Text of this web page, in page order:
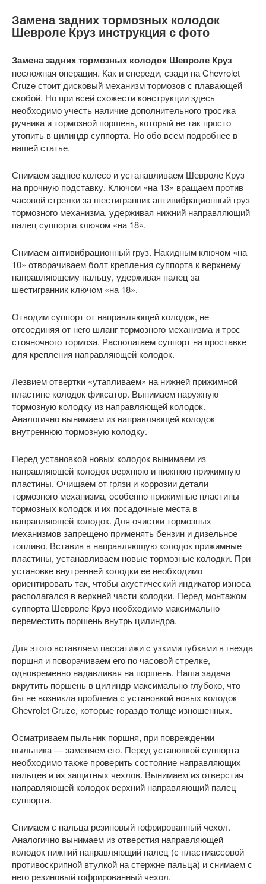
Замена задних тормозных колодок
Шевроле Круз инструкция с фото
Замена задних тормозных колодок Шевроле Круз
несложная операция. Как и спереди, сзади на Chevrolet
Cruze стоит дисковый механизм тормозов с плавающей
скобой. Но при всей схожести конструкции здесь
необходимо учесть наличие дополнительного тросика
ручника и тормозной поршень, который не так просто
утопить в цилиндр суппорта. Но обо всем подробнее в
нашей статье.
Снимаем заднее колесо и устанавливаем Шевроле Круз
на прочную подставку. Ключом «на 13» вращаем против
часовой стрелки за шестигранник антивибрационный груз
тормозного механизма, удерживая нижний направляющий
палец суппорта ключом «на 18».
Снимаем антивибрационный груз. Накидным ключом «на
10» отворачиваем болт крепления суппорта к верхнему
направляющему пальцу, удерживая палец за
шестигранник ключом «на 18».
Отводим суппорт от направляющей колодок, не
отсоединяя от него шланг тормозного механизма и трос
стояночного тормоза. Располагаем суппорт на проставке
для крепления направляющей колодок.
Лезвием отвертки «утапливаем» на нижней прижимной
пластине колодок фиксатор. Вынимаем наружную
тормозную колодку из направляющей колодок.
Аналогично вынимаем из направляющей колодок
внутреннюю тормозную колодку.
Перед установкой новых колодок вынимаем из
направляющей колодок верхнюю и нижнюю прижимную
пластины. Очищаем от грязи и коррозии детали
тормозного механизма, особенно прижимные пластины
тормозных колодок и их посадочные места в
направляющей колодок. Для очистки тормозных
механизмов запрещено применять бензин и дизельное
топливо. Вставив в направляющую колодок прижимные
пластины, устанавливаем новые тормозные колодки. При
установке внутренней колодки ее необходимо
ориентировать так, чтобы акустический индикатор износа
располагался в верхней части колодки. Перед монтажом
суппорта Шевроле Круз необходимо максимально
переместить поршень внутрь цилиндра.
Для этого вставляем пассатижи c узкими губками в гнезда
поршня и поворачиваем его по часовой стрелке,
одновременно надавливая на поршень. Наша задача
вкрутить поршень в цилиндр максимально глубоко, что
бы не возникла проблема с установкой новых колодок
Chevrolet Cruze, которые гораздо толще изношенных.
Осматриваем пыльник поршня, при повреждении
пыльника — заменяем его. Перед установкой суппорта
необходимо также проверить состояние направляющих
пальцев и их защитных чехлов. Вынимаем из отверстия
направляющей колодок верхний направляющий палец
суппорта.
Снимаем с пальца резиновый гофрированный чехол.
Аналогично вынимаем из отверстия направляющей
колодок нижний направляющий палец (с пластмассовой
противоскрипной втулкой на стержне пальца) и снимаем с
него резиновый гофрированный чехол.